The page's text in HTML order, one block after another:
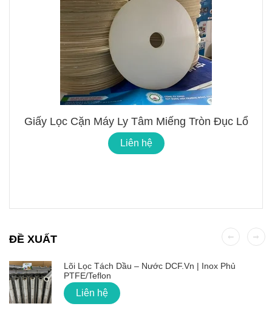
Giấy Lọc Cặn Máy Ly Tâm Miếng Tròn Đục Lổ
Liên hệ
ĐỀ XUẤT
Lõi Lọc Tách Dầu – Nước DCF.vn | Inox Phủ
PTFE/Teflon
Liên hệ